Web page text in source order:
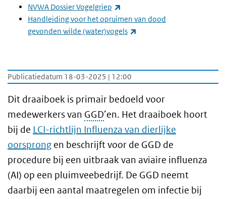
Publicatiedatum 18-03-2025 | 12:00
Dit draaiboek is primair bedoeld voor
medewerkers van GGD’en. Het draaiboek hoort
bij de LCI-richtlijn Influenza van dierlijke
oorsprong en beschrijft voor de GGD de
procedure bij een uitbraak van aviaire influenza
(AI) op een pluimveebedrijf. De GGD neemt
daarbij een aantal maatregelen om infectie bij
NVWA Dossier Vogelgriep
Handleiding voor het opruimen van dood
gevonden wilde (water)vogels